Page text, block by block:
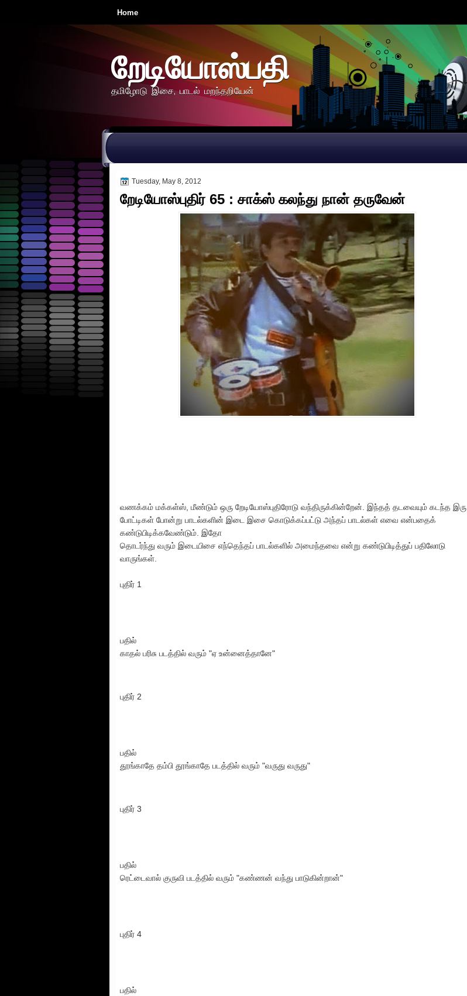
Home
றேடியோஸ்பதி
தமிழோடு இசை, பாடல் மறந்தறியேன்
Tuesday, May 8, 2012
றேடியோஸ்புதிர் 65 : சாக்ஸ் கலந்து நான் தருவேன்
வணக்கம் மக்கள்ஸ், மீண்டும் ஒரு றேடியோஸ்புதிரோடு வந்திருக்கின்றேன். இந்தத் தடவையும் கடந்த இரு
போட்டிகள் போன்று பாடல்களின் இடை இசை கொடுக்கப்பட்டு அந்தப் பாடல்கள் எவை என்பதைக்
கண்டுபிடிக்கவேண்டும். இதோ
தொடர்ந்து வரும் இடையிசை எந்தெந்தப் பாடல்களில் அமைந்தவை என்று கண்டுபிடித்துப் பதிலோடு
வாருங்கள்.
புதிர் 1
பதில்
காதல் பரிசு படத்தில் வரும் "ஏ உன்னைத்தானே"
புதிர் 2
பதில்
தூங்காதே தம்பி தூங்காதே படத்தில் வரும் "வருது வருது"
புதிர் 3
பதில்
ரெட்டைவால் குருவி படத்தில் வரும் "கண்ணன் வந்து பாடுகின்றான்"
புதிர் 4
பதில்